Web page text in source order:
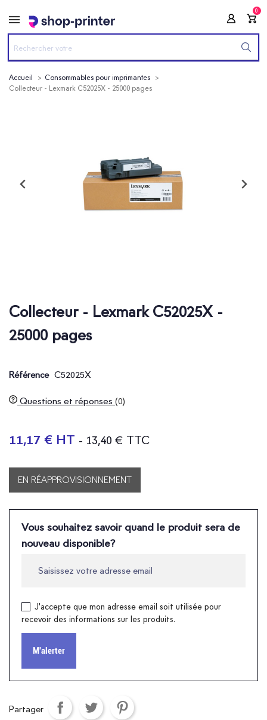
0
Accueil
Consommables pour imprimantes
Collecteur - Lexmark C52025X - 25000 pages
Collecteur - Lexmark C52025X -
25000 pages
Référence C52025X
Questions et réponses (0)
11,17 € HT - 13,40 € TTC
EN RÉAPPROVISIONNEMENT
Vous souhaitez savoir quand le produit sera de
nouveau disponible?
J'accepte que mon adresse email soit utilisée pour
recevoir des informations sur les produits.
M'alerter
Partager